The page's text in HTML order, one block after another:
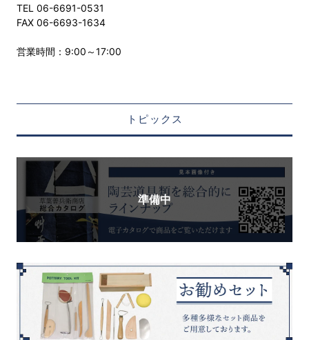
TEL 06-6691-0531
FAX 06-6693-1634
営業時間：9:00～17:00
トピックス